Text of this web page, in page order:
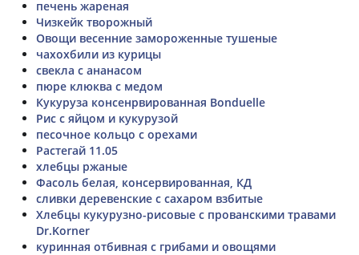
печень жареная
Чизкейк творожный
Овощи весенние замороженные тушеные
чахохбили из курицы
свекла с ананасом
пюре клюква с медом
Кукуруза консенрвированная Bonduelle
Рис с яйцом и кукурузой
песочное кольцо с орехами
Растегай 11.05
хлебцы ржаные
Фасоль белая, консервированная, КД
сливки деревенские с сахаром взбитые
Хлебцы кукурузно-рисовые с прованскими травами
Dr.Korner
куринная отбивная с грибами и овощями